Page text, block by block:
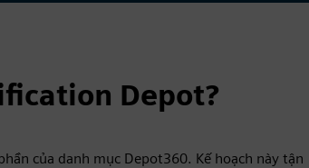
Depot?
của danh mục Depot360. Kế hoạch này tận